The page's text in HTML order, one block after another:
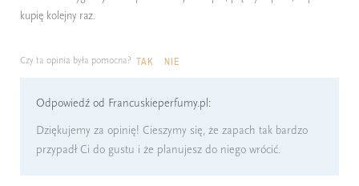
kupię kolejny raz.
Czy ta opinia była pomocna? TAK NIE
Odpowiedź od Francuskieperfumy.pl:
Dziękujemy za opinię! Cieszymy się, że zapach tak bardzo
przypadł Ci do gustu i że planujesz do niego wrócić.